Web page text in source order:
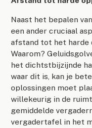
Naast het bepalen
een ander cruciaal
afstand tot het harde
Waarom?
het dichtstbijzijnde
waar dit is, kan je
oplossingen moet
willekeurig in de
gemiddelde
vergadertafel in het